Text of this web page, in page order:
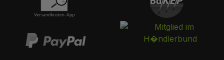
Hintertür:Auf der Rückseite können Sie eine
Hintertür integrieren. Die Farbe der Hintertür ist
immer die gleiche Farbe, wie die Türfarbe
vorne. Außenmaterial: 8mm HPL(High